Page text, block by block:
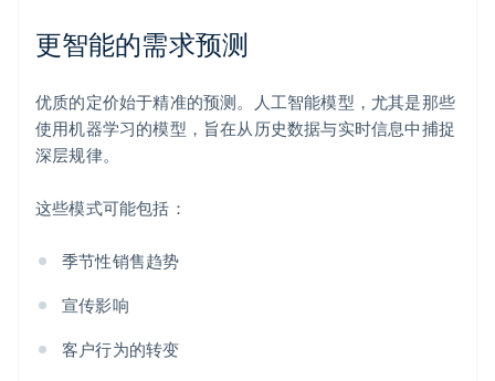
更智能的需求预测
优质的定价始于精准的预测。人工智能模型，尤其是那些
使用机器学习的模型，旨在从历史数据与实时信息中捕捉
深层规律。
这些模式可能包括：
季节性销售趋势
宣传影响
客户行为的转变